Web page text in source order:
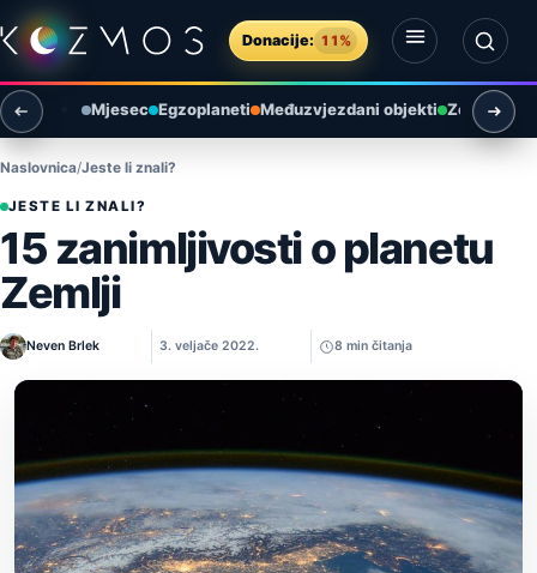
Preskoči na sadržaj
Donacije: 11%
Otvori izbornik
Otvori pretragu
Mjesec Egzoplaneti Međuzvjezdani objekti Zemlja i
Naslovnica Jeste li znali?
JESTE LI ZNALI?
15 zanimljivosti o planetu
Zemlji
Neven Brlek 3. veljače 2022. 8 min čitanja